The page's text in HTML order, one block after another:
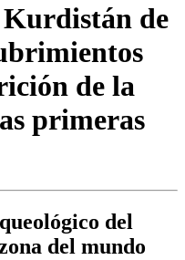
de
de la
primeras
del
del mundo